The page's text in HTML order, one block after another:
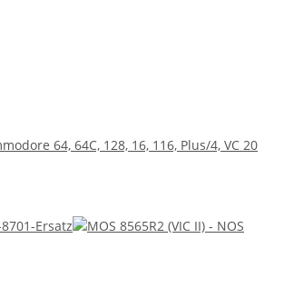
64, 64C, 128, 16, 116, Plus/4, VC 20